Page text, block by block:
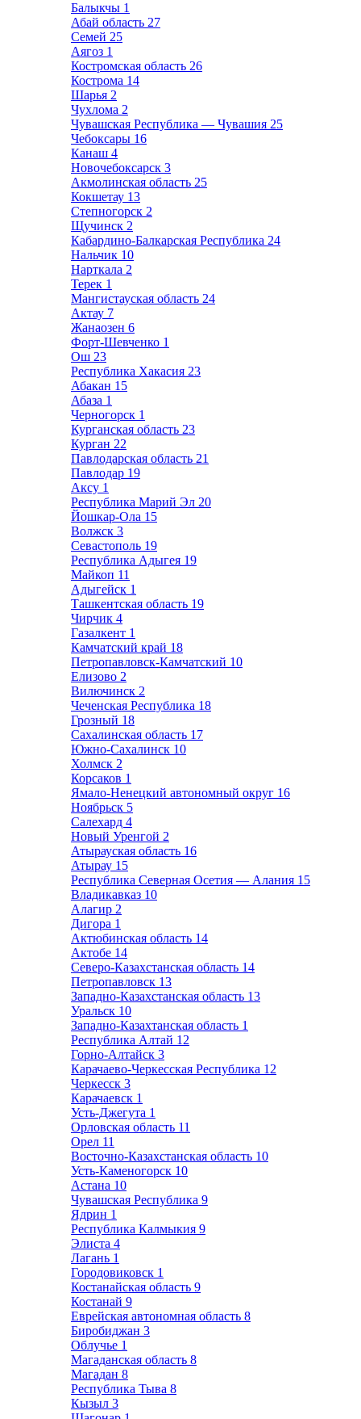
Балыкчы 1
Абай область 27
Семей 25
Аягоз 1
Костромская область 26
Кострома 14
Шарья 2
Чухлома 2
Чувашская Республика — Чувашия 25
Чебоксары 16
Канаш 4
Новочебоксарск 3
Акмолинская область 25
Кокшетау 13
Степногорск 2
Щучинск 2
Кабардино-Балкарская Республика 24
Нальчик 10
Нарткала 2
Терек 1
Мангистауская область 24
Актау 7
Жанаозен 6
Форт-Шевченко 1
Ош 23
Республика Хакасия 23
Абакан 15
Абаза 1
Черногорск 1
Курганская область 23
Курган 22
Павлодарская область 21
Павлодар 19
Аксу 1
Республика Марий Эл 20
Йошкар-Ола 15
Волжск 3
Севастополь 19
Республика Адыгея 19
Майкоп 11
Адыгейск 1
Ташкентская область 19
Чирчик 4
Газалкент 1
Камчатский край 18
Петропавловск-Камчатский 10
Елизово 2
Вилючинск 2
Чеченская Республика 18
Грозный 18
Сахалинская область 17
Южно-Сахалинск 10
Холмск 2
Корсаков 1
Ямало-Ненецкий автономный округ 16
Ноябрьск 5
Салехард 4
Новый Уренгой 2
Атырауская область 16
Атырау 15
Республика Северная Осетия — Алания 15
Владикавказ 10
Алагир 2
Дигора 1
Актюбинская область 14
Актобе 14
Северо-Казахстанская область 14
Петропавловск 13
Западно-Казахстанская область 13
Уральск 10
Западно-Казахтанская область 1
Республика Алтай 12
Горно-Алтайск 3
Карачаево-Черкесская Республика 12
Черкесск 3
Карачаевск 1
Усть-Джегута 1
Орловская область 11
Орел 11
Восточно-Казахстанская область 10
Усть-Каменогорск 10
Астана 10
Чувашская Республика 9
Ядрин 1
Республика Калмыкия 9
Элиста 4
Лагань 1
Городовиковск 1
Костанайская область 9
Костанай 9
Еврейская автономная область 8
Биробиджан 3
Облучье 1
Магаданская область 8
Магадан 8
Республика Тыва 8
Кызыл 3